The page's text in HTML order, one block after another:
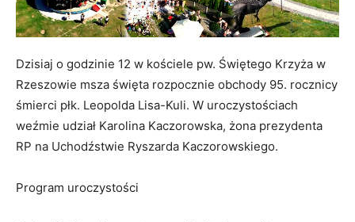
Dzisiaj o godzinie 12 w kościele pw. Świętego Krzyża w
Rzeszowie msza święta rozpocznie obchody 95. rocznicy
śmierci płk. Leopolda Lisa-Kuli. W uroczystościach
weźmie udział Karolina Kaczorowska, żona prezydenta
RP na Uchodźstwie Ryszarda Kaczorowskiego.
Program uroczystości